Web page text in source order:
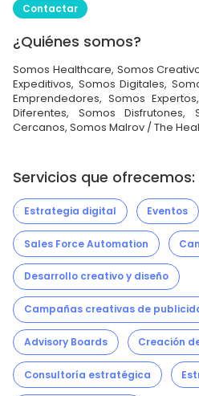
Contactar
¿Quiénes somos?
Somos Healthcare, Somos
Expeditivos, Somos Digitales,
Emprendedores, Somos
Diferentes, Somos Disfrutones,
Cercanos, Somos Malrov / The
Servicios que ofrecemos:
Estrategia digital Eventos
Sales Force Automation
Desarrollo creativo y diseño
Campañas creativas de
Advisory Boards Creación
Consultoría estratégica